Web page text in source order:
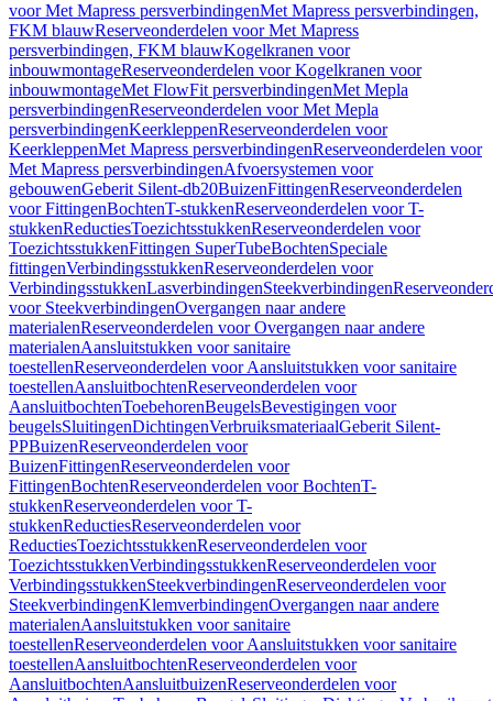
voor Met Mapress persverbindingenMet Mapress persverbindingen,
FKM blauwReserveonderdelen voor Met Mapress
persverbindingen, FKM blauwKogelkranen voor
inbouwmontageReserveonderdelen voor Kogelkranen voor
inbouwmontageMet FlowFit persverbindingenMet Mepla
persverbindingenReserveonderdelen voor Met Mepla
persverbindingenKeerkleppenReserveonderdelen voor
KeerkleppenMet Mapress persverbindingenReserveonderdelen voor
Met Mapress persverbindingenAfvoersystemen voor
gebouwenGeberit Silent-db20BuizenFittingenReserveonderdelen
voor FittingenBochtenT-stukkenReserveonderdelen voor T-
stukkenReductiesToezichtsstukkenReserveonderdelen voor
ToezichtsstukkenFittingen SuperTubeBochtenSpeciale
fittingenVerbindingsstukkenReserveonderdelen voor
VerbindingsstukkenLasverbindingenSteekverbindingen
voor SteekverbindingenOvergangen naar andere
materialenReserveonderdelen voor Overgangen naar andere
materialenAansluitstukken voor sanitaire
toestellenReserveonderdelen voor Aansluitstukken voor sanitaire
toestellenAansluitbochtenReserveonderdelen voor
AansluitbochtenToebehorenBeugelsBevestigingen voor
beugelsSluitingenDichtingenVerbruiksmateriaalGeberit Silent-
PPBuizenReserveonderdelen voor
BuizenFittingenReserveonderdelen voor
FittingenBochtenReserveonderdelen voor BochtenT-
stukkenReserveonderdelen voor T-
stukkenReductiesReserveonderdelen voor
ReductiesToezichtsstukkenReserveonderdelen voor
ToezichtsstukkenVerbindingsstukkenReserveonderdelen voor
VerbindingsstukkenSteekverbindingenReserveonderdelen voor
SteekverbindingenKlemverbindingenOvergangen naar andere
materialenAansluitstukken voor sanitaire
toestellenReserveonderdelen voor Aansluitstukken voor sanitaire
toestellenAansluitbochtenReserveonderdelen voor
AansluitbochtenAansluitbuizenReserveonderdelen voor